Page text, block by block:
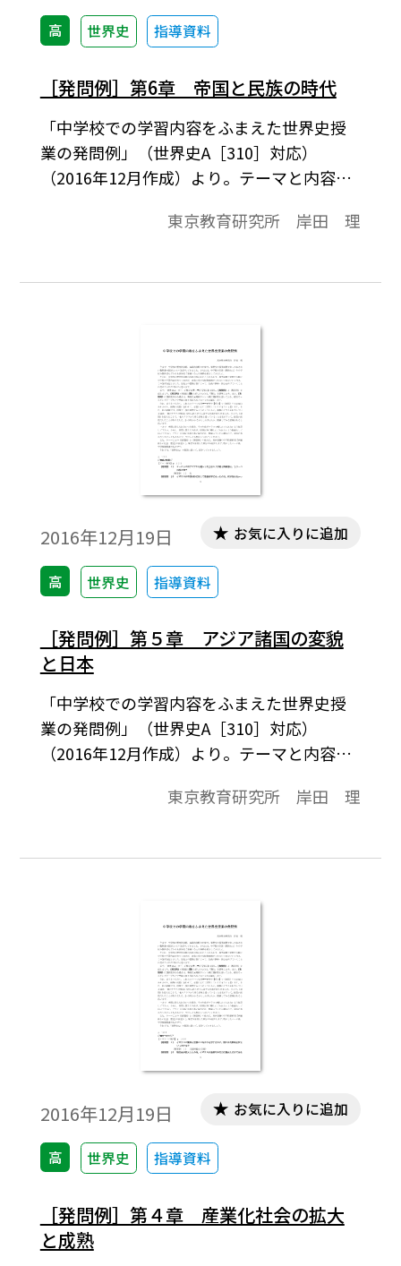
高 世界史 指導資料
［発問例］第6章 帝国と民族の時代
「中学校での学習内容をふまえた世界史授
業の発問例」（世界史A［310］対応）
（2016年12月作成）より。テーマと内容項
技術//【産業構造の変化と植民地】，//帝国
ロシアとアメリカ合衆国//【ロシア】【辛亥
アの民族運動//【東南アジアの民族運動と改
東京教育研究所 岸田 理
2016年12月19日
高 世界史 指導資料
お気に入りに追加
［発問例］第５章 アジア諸国の変貌
と日本
「中学校での学習内容をふまえた世界史授
業の発問例」（世界史A［310］対応）
（2016年12月作成）より。テーマと内容項
戦争】【太平天国とアロー戦争】，//清と欧
球，朝鮮の動き】【朝鮮の動きと日清戦
東京教育研究所 岸田 理
2016年12月19日
高 世界史 指導資料
お気に入りに追加
［発問例］第４章 産業化社会の拡大
と成熟